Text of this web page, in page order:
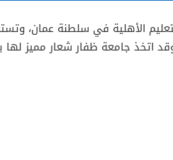
الأهلية في سلطنة عمان،
اتخذ جامعة ظفار شعار مميز